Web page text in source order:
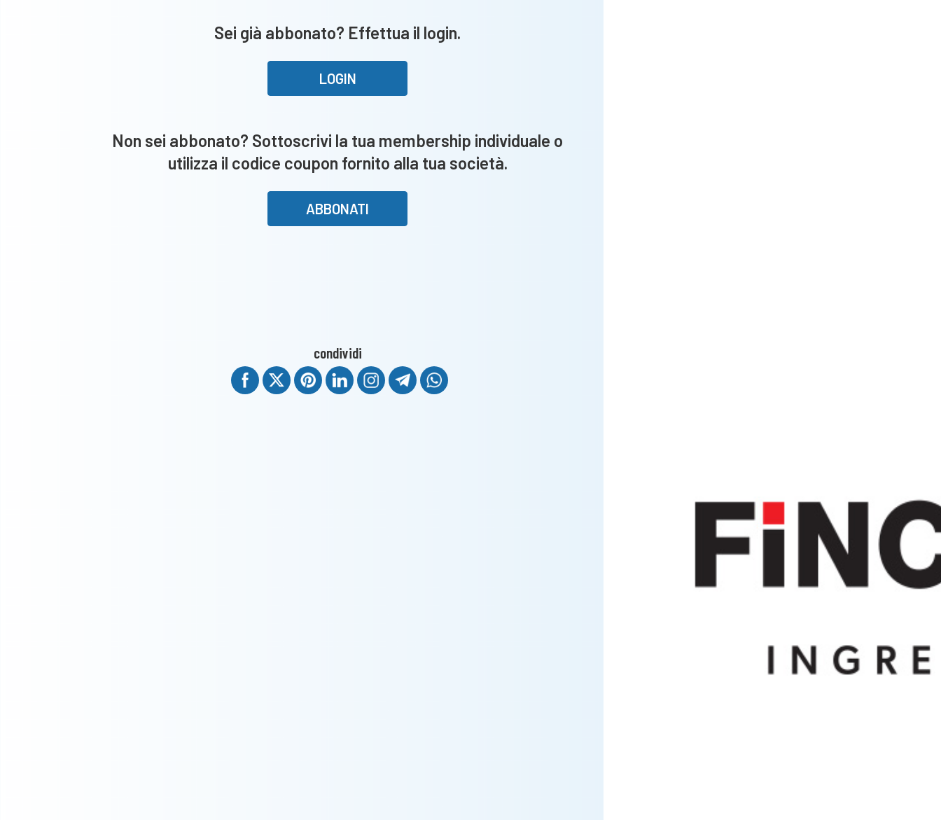
Sei già abbonato? Effettua il login.
LOGIN
Non sei abbonato? Sottoscrivi la tua membership individuale o
utilizza il codice coupon fornito alla tua società.
ABBONATI
condividi